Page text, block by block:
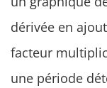
dérivée en
facteur
une période